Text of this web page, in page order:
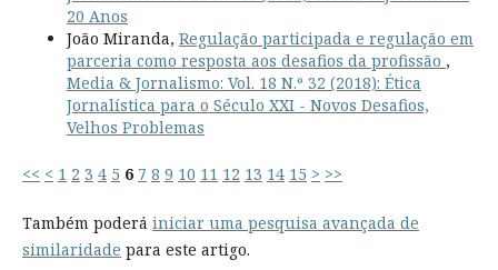
20 Anos
João Miranda, Regulação participada e regulação em
parceria como resposta aos desafios da profissão ,
Media & Jornalismo: Vol. 18 N.º 32 (2018): Ética
Jornalística para o Século XXI - Novos Desafios,
Velhos Problemas
<< < 1 2 3 4 5 6 7 8 9 10 11 12 13 14 15 > >>
Também poderá iniciar uma pesquisa avançada de
similaridade para este artigo.